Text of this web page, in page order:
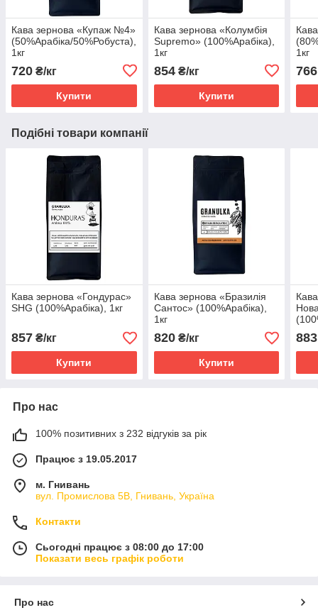
Кава зернова «Купаж №4»
(50%Арабіка/50%Робуста),
1кг
720 ₴/кг
Купити
Кава зернова «Колумбія
Supremo» (100%Арабіка),
1кг
854₴/кг
Купити
1кг
766
Подібні товари компанії
Кава зернова «Гондурас»
SHG (100%Арабіка), 1кг
857 ₴/кг
Купити
Кава зернова «Бразилія
Сантос» (100%Арабіка),
1кг
820₴/кг
Купити
883
Про нас
100% позитивних з 232 відгуків за рік
Працює з 19.05.2017
м. Гнивань
вул. Промислова 5В, Гнивань, Україна
Контакти
Сьогодні працює з 08:00 до 17:00
Показати весь графік роботи
Про нас